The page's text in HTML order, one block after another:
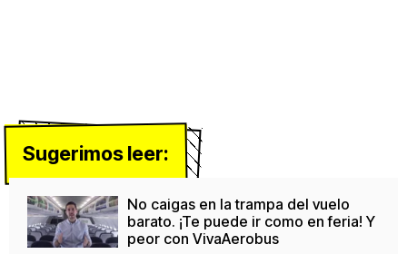
Sugerimos leer:
No caigas en la trampa del vuelo
barato. ¡Te puede ir como en feria! Y
peor con VivaAerobus